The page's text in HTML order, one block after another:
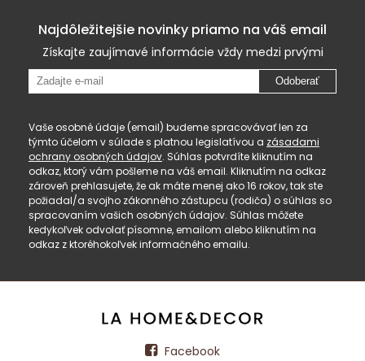
Najdôležitejšie novinky priamo na váš email
Získajte zaujímavé informácie vždy medzi prvými
Odoberať
Vaše osobné údaje (email) budeme spracovávať len za
týmto účelom v súlade s platnou legislatívou a zásadami
ochrany osobných údajov. Súhlas potvrdíte kliknutím na
odkaz, ktorý vám pošleme na váš email. Kliknutím na odkaz
zároveň prehlasujete, že ak máte menej ako 16 rokov, tak ste
požiadal/a svojho zákonného zástupcu (rodiča) o súhlas so
spracovaním vašich osobných údajov. Súhlas môžete
kedykoľvek odvolať písomne, emailom alebo kliknutím na
odkaz z ktoréhokoľvek informačného emailu.
Facebook